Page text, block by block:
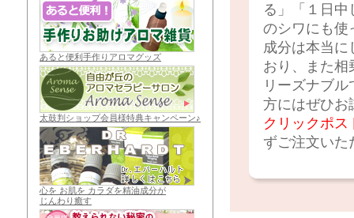
あると便利手作りアロマグッズ
太鼓判ショップ会員様特典キャンペーン♪
心を お肌を カラダを精油成分が
じんわり癒す
る」「１日
のシワにも使
成分は本当
おり、また相
リーズナブ
方にはぜひお
クリックポス
ずご注文いた